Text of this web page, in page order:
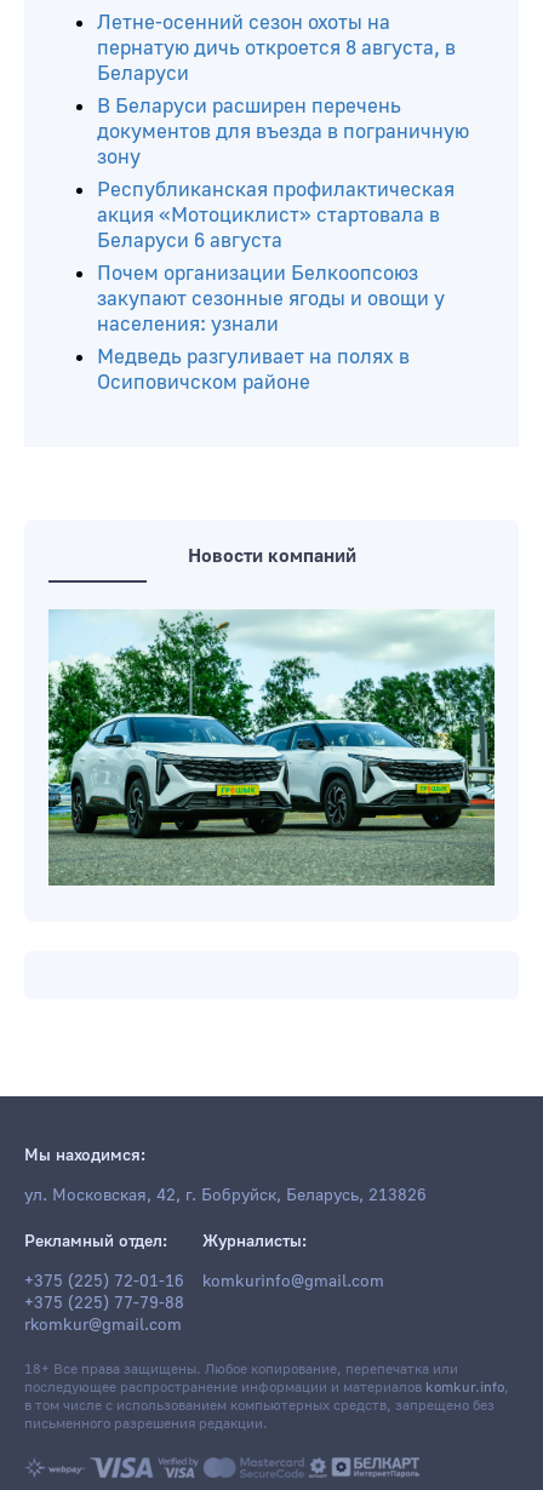
Летне-осенний сезон охоты на
пернатую дичь откроется 8 августа, в
Беларуси
В Беларуси расширен перечень
документов для въезда в пограничную
зону
Республиканская профилактическая
акция «Мотоциклист» стартовала в
Беларуси 6 августа
Почем организации Белкоопсоюз
закупают сезонные ягоды и овощи у
населения: узнали
Медведь разгуливает на полях в
Осиповичском районе
Новости компаний
Мы находимся:
ул. Московская, 42, г. Бобруйск, Беларусь, 213826
Рекламный отдел:
+375 (225) 72-01-16
+375 (225) 77-79-88
rkomkur@gmail.com
Журналисты:
komkurinfo@gmail.com
18+ Все права защищены. Любое копирование, перепечатка или
последующее распространение информации и материалов komkur.info,
в том числе с использованием компьютерных средств, запрещено без
письменного разрешения редакции.